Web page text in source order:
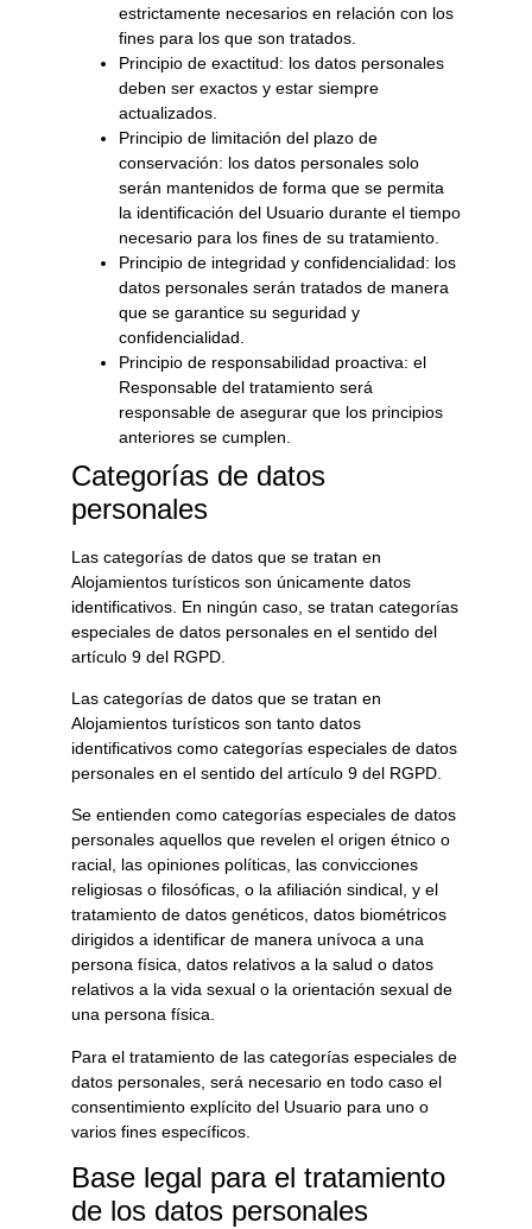
estrictamente necesarios en relación con los
fines para los que son tratados.
Principio de exactitud: los datos personales
deben ser exactos y estar siempre
actualizados.
Principio de limitación del plazo de
conservación: los datos personales solo
serán mantenidos de forma que se permita
la identificación del Usuario durante el tiempo
necesario para los fines de su tratamiento.
Principio de integridad y confidencialidad: los
datos personales serán tratados de manera
que se garantice su seguridad y
confidencialidad.
Principio de responsabilidad proactiva: el
Responsable del tratamiento será
responsable de asegurar que los principios
anteriores se cumplen.
Categorías de datos
personales
Las categorías de datos que se tratan en
Alojamientos turísticos son únicamente datos
identificativos. En ningún caso, se tratan categorías
especiales de datos personales en el sentido del
artículo 9 del RGPD.
Las categorías de datos que se tratan en
Alojamientos turísticos son tanto datos
identificativos como categorías especiales de datos
personales en el sentido del artículo 9 del RGPD.
Se entienden como categorías especiales de datos
personales aquellos que revelen el origen étnico o
racial, las opiniones políticas, las convicciones
religiosas o filosóficas, o la afiliación sindical, y el
tratamiento de datos genéticos, datos biométricos
dirigidos a identificar de manera unívoca a una
persona física, datos relativos a la salud o datos
relativos a la vida sexual o la orientación sexual de
una persona física.
Para el tratamiento de las categorías especiales de
datos personales, será necesario en todo caso el
consentimiento explícito del Usuario para uno o
varios fines específicos.
Base legal para el tratamiento
de los datos personales